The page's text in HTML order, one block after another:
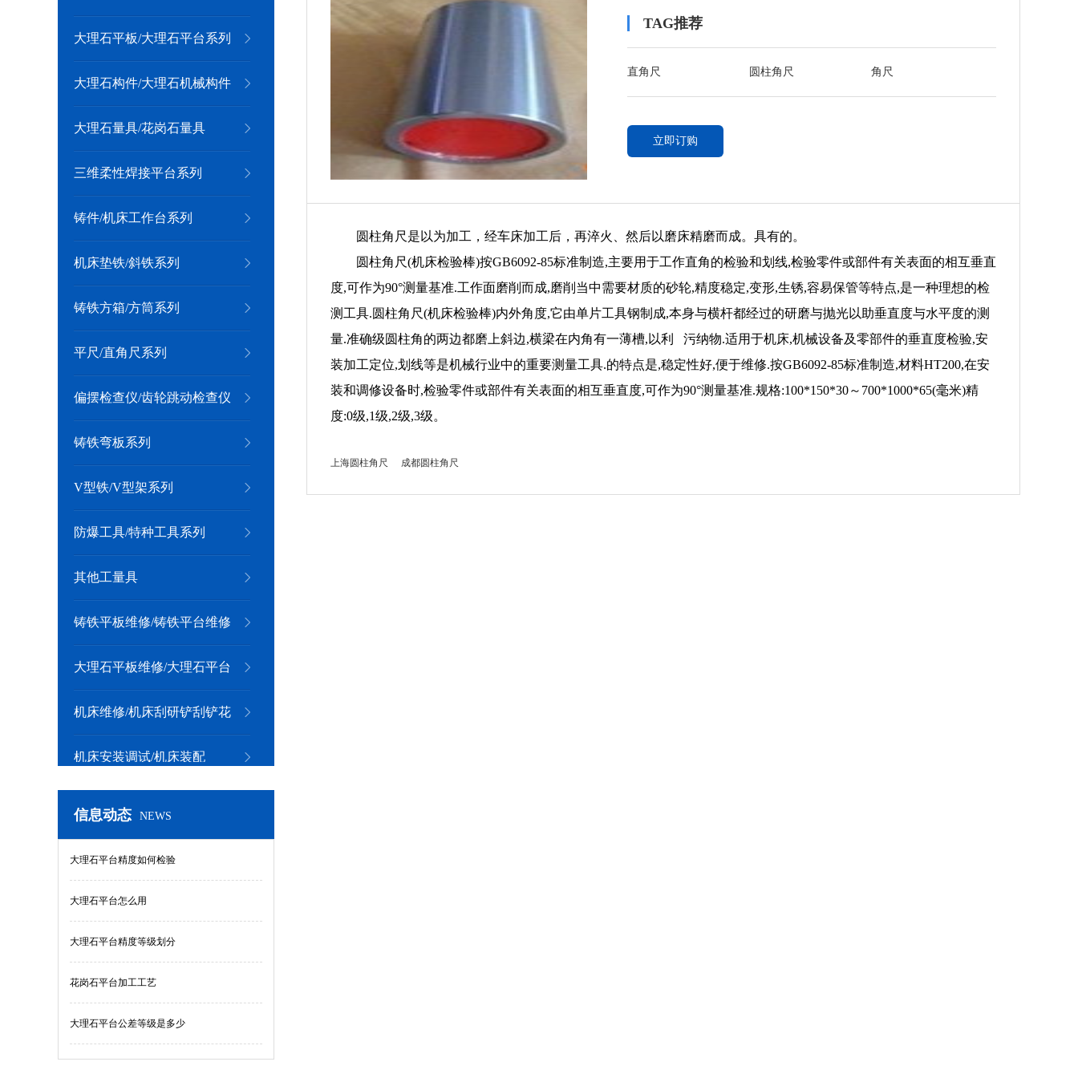
大理石平板/大理石平台系列
大理石构件/大理石机械构件
大理石量具/花岗石量具
三维柔性焊接平台系列
铸件/机床工作台系列
机床垫铁/斜铁系列
铸铁方箱/方筒系列
平尺/直角尺系列
偏摆检查仪/齿轮跳动检查仪
系列
铸铁弯板系列
V型铁/V型架系列
防爆工具/特种工具系列
其他工量具
铸铁平板维修/铸铁平台维修
大理石平板维修/大理石平台
维修
机床维修/机床刮研铲刮铲花
机床安装调试/机床装配
信息动态 NEWS
大理石平台精度如何检验
大理石平台怎么用
大理石平台精度等级划分
花岗石平台加工工艺
大理石平台公差等级是多少
TAG推荐
直角尺 圆柱角尺 角尺
立即订购
圆柱角尺是以为加工，经车床加工后，再淬火、然后以磨床精磨而成。具有的。
圆柱角尺(机床检验棒)按GB6092-85标准制造,主要用于工作直角的检验和划线,检验零件或部件有关表面的相互垂直
度,可作为90°测量基准.工作面磨削而成,磨削当中需要材质的砂轮,精度稳定,变形,生锈,容易保管等特点,是一种理想的检
测工具.圆柱角尺(机床检验棒)内外角度,它由单片工具钢制成,本身与横杆都经过的研磨与抛光以助垂直度与水平度的测
量.准确级圆柱角的两边都磨上斜边,横梁在内角有一薄槽,以利 污纳物.适用于机床,机械设备及零部件的垂直度检验,安
装加工定位,划线等是机械行业中的重要测量工具.的特点是,稳定性好,便于维修.按GB6092-85标准制造,材料HT200,在安
装和调修设备时,检验零件或部件有关表面的相互垂直度,可作为90°测量基准.规格:100*150*30～700*1000*65(毫米)精
度:0级,1级,2级,3级。
上海圆柱角尺 成都圆柱角尺